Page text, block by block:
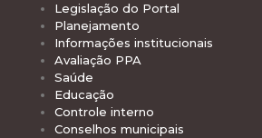
Legislação do Portal
Planejamento
Informações institucionais
Avaliação PPA
Saúde
Educação
Controle interno
Conselhos municipais